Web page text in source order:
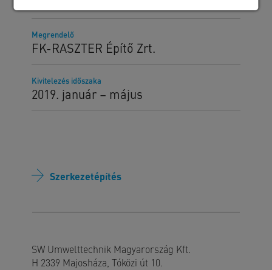
Megrendelő
FK-RASZTER Építő Zrt.
Kivitelezés időszaka
2019. január – május
Szerkezetépítés
SW Umwelttechnik Magyarország Kft.
H 2339 Majosháza, Tóközi út 10.